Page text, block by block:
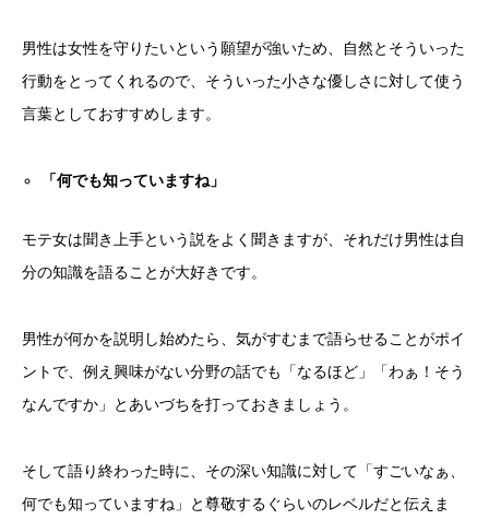
男性は女性を守りたいという願望が強いため、自然とそういった
行動をとってくれるので、そういった小さな優しさに対して使う
言葉としておすすめします。
「何でも知っていますね」
モテ女は聞き上手という説をよく聞きますが、それだけ男性は自
分の知識を語ることが大好きです。
男性が何かを説明し始めたら、気がすむまで語らせることがポイ
ントで、例え興味がない分野の話でも「なるほど」「わぁ！そう
なんですか」とあいづちを打っておきましょう。
そして語り終わった時に、その深い知識に対して「すごいなぁ、
何でも知っていますね」と尊敬するぐらいのレベルだと伝えま